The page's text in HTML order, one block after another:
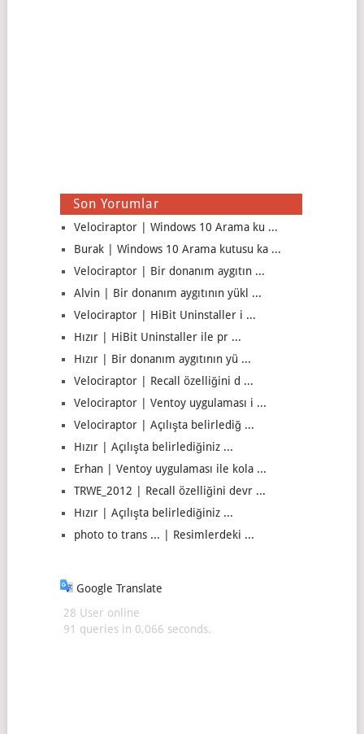
Son Yorumlar
Velociraptor | Windows 10 Arama ku ...
Burak | Windows 10 Arama kutusu ka ...
Velociraptor | Bir donanım aygıtın ...
Alvin | Bir donanım aygıtının yükl ...
Velociraptor | HiBit Uninstaller i ...
Hızır | HiBit Uninstaller ile pr ...
Hızır | Bir donanım aygıtının yü ...
Velociraptor | Recall özelliğini d ...
Velociraptor | Ventoy uygulaması i ...
Velociraptor | Açılışta belirlediğ ...
Hızır | Açılışta belirlediğiniz ...
Erhan | Ventoy uygulaması ile kola ...
TRWE_2012 | Recall özelliğini devr ...
Hızır | Açılışta belirlediğiniz ...
photo to trans ... | Resimlerdeki ...
Google Translate
28 User online
91 queries in 0,066 seconds.